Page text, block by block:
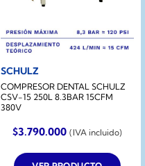
SCHULZ
COMPRESOR DENTAL SCHULZ
CSV-15 250L 8.3BAR 15CFM
380V
$3.790.000 (IVA incluido)